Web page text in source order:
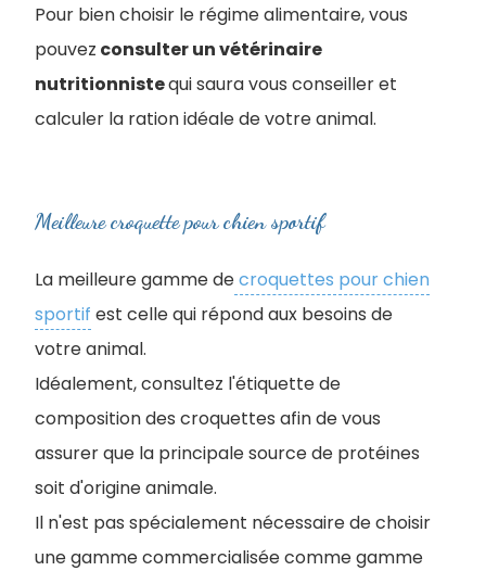
Pour bien choisir le régime alimentaire, vous
pouvez consulter un vétérinaire
nutritionnistequi saura vous conseiller et
calculer la ration idéale de votre animal.
Meilleure croquette pour chien sportif
La meilleure gamme decroquettes pour chien
sportif est celle qui répond aux besoins de
votre animal.
Idéalement, consultez l'étiquette de
composition des croquettes afin de vous
assurer que la principale source de protéines
soit d'origine animale.
Il n'est pas spécialement nécessaire de choisir
une gamme commercialisée comme gamme